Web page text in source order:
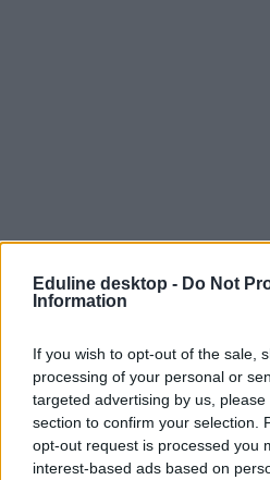
Eduline desktop - Do Not
Information
If you wish to opt-out of the sale,
processing of your personal or
targeted advertising by us,
section to confirm your selection.
opt-out request is processed you
interest-based ads based on
elhagyó pedagógusok
bérrendezését, és a kerettantervek
A tankönyvpiac helyzetéről is
lehetőségek nyíljanak, végül pedig
mindennapos testnevelés jelenlegi
– erről korábbanLannert Judit is